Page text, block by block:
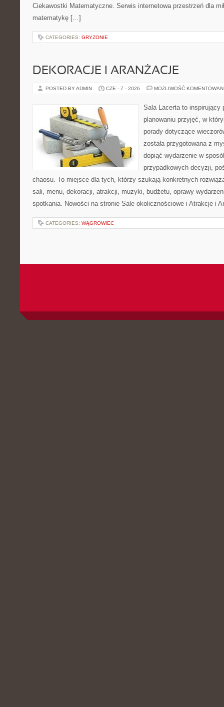
Ciekawostki Matematyczne. Serwis internetowa przestrzeń dla
matematykę […]
CATEGORIES: GRYZONIE
DEKORACJE I ARANŻACJE
POSTED BY ADMIN CZE - 7 - 2026 MOŻLIWOŚĆ
Sala Lacerta to inspirujący
planowaniu przyjęć, w
porady dotyczące
została przygotowana z
dopiąć wydarzenie w
przypadkowych decyzji,
chaosu. To miejsce dla tych, którzy szukają konkretnych
sali, menu, dekoracji, atrakcji, muzyki, budżetu, oprawy
spotkania. Nowości na stronie Sale okolicznościowe i Atrakcje i
CATEGORIES: WĄGROWIEC